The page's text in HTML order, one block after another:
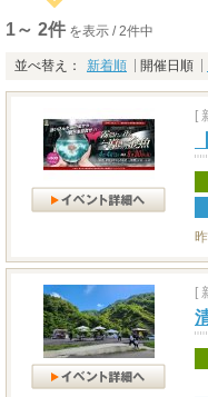
1～ 2件 を表示 / 2件中
並べ替え： 新着順 開催日順
[
[